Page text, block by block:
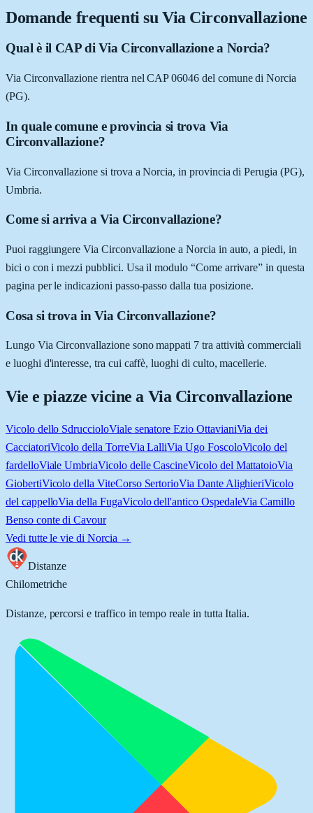
Domande frequenti su Via Circonvallazione
Qual è il CAP di Via Circonvallazione a Norcia?
Via Circonvallazione rientra nel CAP 06046 del comune di Norcia
(PG).
In quale comune e provincia si trova Via
Circonvallazione?
Via Circonvallazione si trova a Norcia, in provincia di Perugia (PG),
Umbria.
Come si arriva a Via Circonvallazione?
Puoi raggiungere Via Circonvallazione a Norcia in auto, a piedi, in
bici o con i mezzi pubblici. Usa il modulo “Come arrivare” in questa
pagina per le indicazioni passo-passo dalla tua posizione.
Cosa si trova in Via Circonvallazione?
Lungo Via Circonvallazione sono mappati 7 tra attività commerciali
e luoghi d'interesse, tra cui caffè, luoghi di culto, macellerie.
Vie e piazze vicine a Via Circonvallazione
Vicolo dello SdruccioloViale senatore Ezio OttavianiVia dei
CacciatoriVicolo della TorreVia LalliVia Ugo FoscoloVicolo del
fardelloViale UmbriaVicolo delle CascineVicolo del MattatoioVia
GiobertiVicolo della ViteCorso SertorioVia Dante AlighieriVicolo
del cappelloVia della FugaVicolo dell'antico OspedaleVia Camillo
Benso conte di Cavour
Vedi tutte le vie di Norcia →
Distanze
Chilometriche
Distanze, percorsi e traffico in tempo reale in tutta Italia.